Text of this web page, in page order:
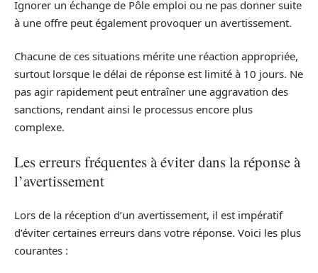
Ignorer un échange de Pôle emploi ou ne pas donner suite
à une offre peut également provoquer un avertissement.
Chacune de ces situations mérite une réaction appropriée,
surtout lorsque le délai de réponse est limité à 10 jours. Ne
pas agir rapidement peut entraîner une aggravation des
sanctions, rendant ainsi le processus encore plus
complexe.
Les erreurs fréquentes à éviter dans la réponse à
l’avertissement
Lors de la réception d’un avertissement, il est impératif
d’éviter certaines erreurs dans votre réponse. Voici les plus
courantes :